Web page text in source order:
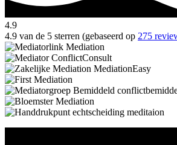
4.9
4.9 van de 5 sterren (gebaseerd op 275